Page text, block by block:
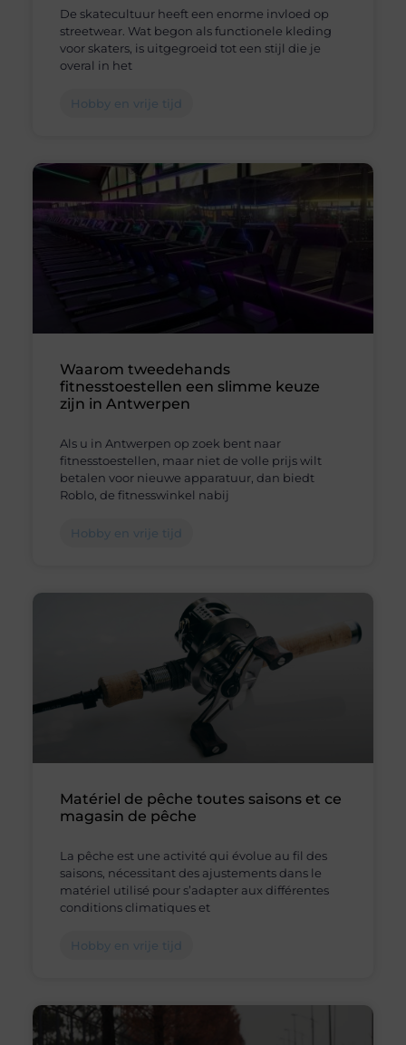
De skatecultuur heeft een enorme invloed op
streetwear. Wat begon als functionele kleding
voor skaters, is uitgegroeid tot een stijl die je
overal in het
Hobby en vrije tijd
Waarom tweedehands
fitnesstoestellen een slimme keuze
zijn in Antwerpen
Als u in Antwerpen op zoek bent naar
fitnesstoestellen, maar niet de volle prijs wilt
betalen voor nieuwe apparatuur, dan biedt
Roblo, de fitnesswinkel nabij
Hobby en vrije tijd
Matériel de pêche toutes saisons et ce
magasin de pêche
La pêche est une activité qui évolue au fil des
saisons, nécessitant des ajustements dans le
matériel utilisé pour s’adapter aux différentes
conditions climatiques et
Hobby en vrije tijd